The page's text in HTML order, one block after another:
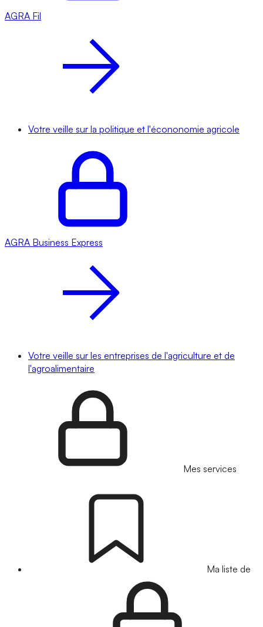
AGRA Fil
Votre veille sur la politique et l'écononomie agricole
AGRA Business Express
Votre veille sur les entreprises de l'agriculture et de
l'agroalimentaire
Mes services
Ma liste de